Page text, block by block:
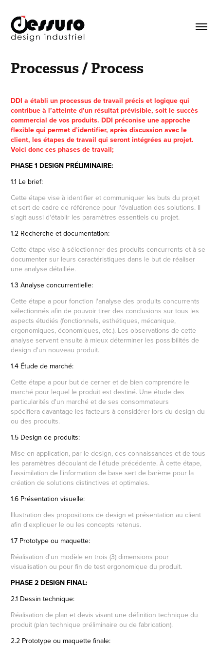
Processus / Process
DDI a établi un processus de travail précis et logique qui
contribue à l’atteinte d’un résultat prévisible, soit le succès
commercial de vos produits. DDI préconise une approche
flexible qui permet d’identifier, après discussion avec le
client, les étapes de travail qui seront intégrées au projet.
Voici donc ces phases de travail;
PHASE 1 DESIGN PRÉLIMINAIRE:
1.1 Le brief:
Cette étape vise à identifier et communiquer les buts du projet
et sert de cadre de référence pour l'évaluation des solutions. Il
s'agit aussi d'établir les paramètres essentiels du projet.
1.2 Recherche et documentation:
Cette étape vise à sélectionner des produits concurrents et à se
documenter sur leurs caractéristiques dans le but de réaliser
une analyse détaillée.
1.3 Analyse concurrentielle:
Cette étape a pour fonction l'analyse des produits concurrents
sélectionnés afin de pouvoir tirer des conclusions sur tous les
aspects étudiés (fonctionnels, esthétiques, mécanique,
ergonomiques, économiques, etc.). Les observations de cette
analyse servent ensuite à mieux déterminer les possibilités de
design d'un nouveau produit.
1.4 Étude de marché:
Cette étape a pour but de cerner et de bien comprendre le
marché pour lequel le produit est destiné. Une étude des
particularités d'un marché et de ses consommateurs
spécifiera davantage les facteurs à considérer lors du design du
ou des produits.
1.5 Design de produits:
Mise en application, par le design, des connaissances et de tous
les paramètres découlant de l'étude précédente. À cette étape,
l'assimilation de l'information de base sert de barème pour la
création de solutions distinctives et optimales.
1.6 Présentation visuelle:
Illustration des propositions de design et présentation au client
afin d'expliquer le ou les concepts retenus.
1.7 Prototype ou maquette:
Réalisation d'un modèle en trois (3) dimensions pour
visualisation ou pour fin de test ergonomique du produit.
PHASE 2 DESIGN FINAL:
2.1 Dessin technique:
Réalisation de plan et devis visant une définition technique du
produit (plan technique préliminaire ou de fabrication).
2.2 Prototype ou maquette finale: